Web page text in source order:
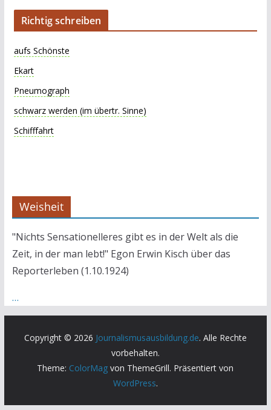
Richtig schreiben
aufs Schönste
Ekart
Pneumograph
schwarz werden (im übertr. Sinne)
Schifffahrt
Weisheit
"Nichts Sensationelleres gibt es in der Welt als die
Zeit, in der man lebt!" Egon Erwin Kisch über das
Reporterleben (1.10.1924)
…
Copyright © 2026 Journalismusausbildung.de. Alle Rechte
vorbehalten.
Theme: ColorMag von ThemeGrill. Präsentiert von
WordPress.